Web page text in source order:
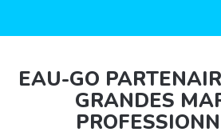
EAU-GO
GRANDES